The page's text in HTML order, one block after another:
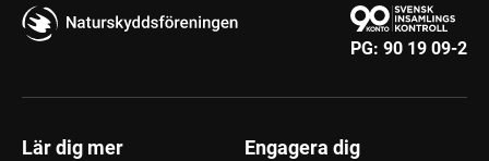
PG: 90 19 09-2
Lär dig mer Engagera dig